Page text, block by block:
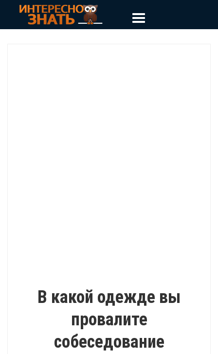
В какой одежде вы
провалите
собеседование